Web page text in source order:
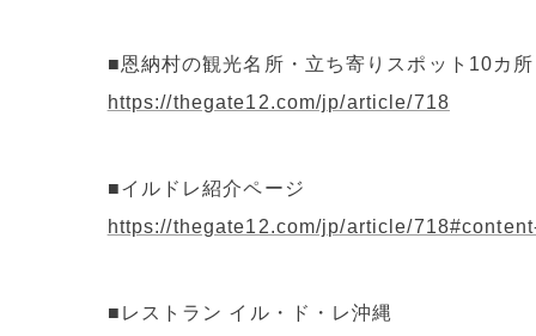
■恩納村の観光名所・立ち寄りスポット10カ所
https://thegate12.com/jp/article/718
■イルドレ紹介ページ
https://thegate12.com/jp/article/
■レストラン イル・ド・レ沖縄